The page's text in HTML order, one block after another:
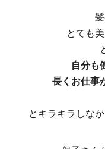
とても
自分も
長くお仕事
とキラキラしな